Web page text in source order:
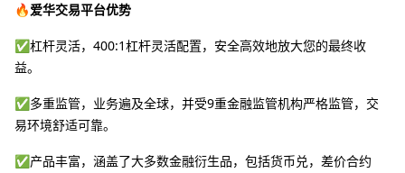
🔥爱华交易平台优势
✅杠杆灵活，400:1杠杆灵活配置，安全高效地放大您的最终收
益。
✅多重监管，业务遍及全球，并受9重金融监管机构严格监管，交
易环境舒适可靠。
✅产品丰富，涵盖了大多数金融衍生品，包括货币兑，差价合约